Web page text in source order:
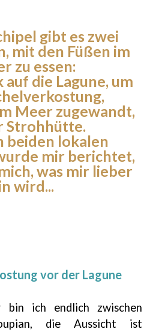
gibt es zwei
mit den Füßen im
zu essen:
die Lagune, um
Meer zugewandt,
Strohhütte.
beiden lokalen
mir berichtet,
was mir lieber
wird...
vor der Lagune
ich endlich zwischen
die Aussicht ist